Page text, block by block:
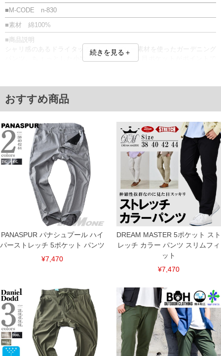
■M-CODE n-830
■素材 綿100%
■商品説明
シャリ感のあるドライタッチなシャンブレー素材を使ったガーデニング
パンツ。ちょっとした小物も収納できる大き目ポケットがポイントで
サイズ/ウエスト/ヒップ/渡幅/股下/股上
3L/86～106/120/39.5/65/31
4L/96～116/130/41.5/65/32
6L/116～136/150/45.5/65/34
8L/126～146/160/47.5/65/35
単位はcm
※【返品交換について】
返品交換希望の方は、商品到着後1週間以内にご連絡ください。
下着(肌着)やワイシャツは商品の性質上、返品交換不可とさせて頂いております。予め
ご了承くださいませ。
※【ボトムの裾上げをご希望の場合】
裾上げ料金は500円+税となります。
備考欄に股下●cmとご記入下さい。（裾上げ無料対象商品は1本につき税込6,000円以
上の品が対象。1本5,999円以下の商品は有料（500円+税）となります。）
出荷まで約1週間～20日間程お時間を頂く場合がございます。
尚、裾上げした商品は返品・交換不可となりますので、予めご了承下さい。
一部、お直しに対応出来ない商品がございます。(例：裾にファスナーや調節ひもが付
※商品によって若干のサイズの誤差がございます。また、お客様がご使用の環境（コ
※当店での掲載商品は、実店鋪と在庫を共用しておりますので店頭での売り違い、店
舗からのお取り寄せ等により、お客様にご迷惑をお掛けしてしまう場合がございま
す。そのようなことがない様最大限に努めておりますが、もしあった場合速やかにご
連絡させて頂きますので予めご了承ください。
ITEM INTRODUCTION
続きを見る＋
おすすめ商品
PANASPUR パナシュプール ハイ
パーストレッチ 5ポケット パンツ
¥7,470
DREAM MASTER 5ポケット スト
レッチ カラー パンツ スリムフィ
ット
¥7,470